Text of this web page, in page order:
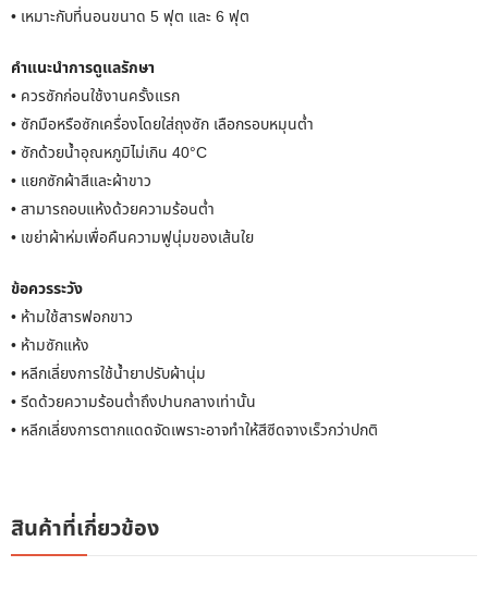
• เหมาะกับที่นอนขนาด 5 ฟุต และ 6 ฟุต
คำแนะนำการดูแลรักษา
• ควรซักก่อนใช้งานครั้งแรก
• ซักมือหรือซักเครื่องโดยใส่ถุงซัก เลือกรอบหมุนต่ำ
• ซักด้วยน้ำอุณหภูมิไม่เกิน 40°C
• แยกซักผ้าสีและผ้าขาว
• สามารถอบแห้งด้วยความร้อนต่ำ
• เขย่าผ้าห่มเพื่อคืนความฟูนุ่มของเส้นใย
ข้อควรระวัง
• ห้ามใช้สารฟอกขาว
• ห้ามซักแห้ง
• หลีกเลี่ยงการใช้น้ำยาปรับผ้านุ่ม
• รีดด้วยความร้อนต่ำถึงปานกลางเท่านั้น
• หลีกเลี่ยงการตากแดดจัดเพราะอาจทำให้สีซีดจางเร็วกว่าปกติ
สินค้าที่เกี่ยวข้อง